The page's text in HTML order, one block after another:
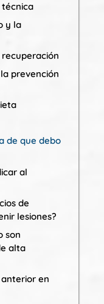
y la
prevención
de que debo
al
de
lesiones?
son
alta
en